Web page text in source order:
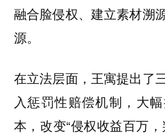
融合脸侵权、建立素材溯
源。
在立法层面，王寓提出了
入惩罚性赔偿机制，大
本，改变“侵权收益百万